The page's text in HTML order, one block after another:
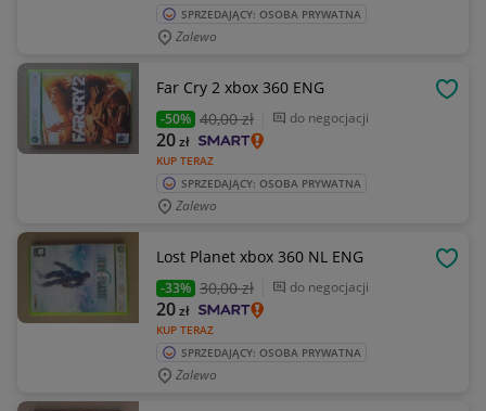
SPRZEDAJĄCY: OSOBA PRYWATNA
Zalewo
Far Cry 2 xbox 360 ENG
-50% 40,00 zł do negocjacji
KUP TERAZ
20zł
SPRZEDAJĄCY: OSOBA PRYWATNA
Zalewo
Lost Planet xbox 360 NL ENG
-33% 30,00 zł do negocjacji
KUP TERAZ
20zł
SPRZEDAJĄCY: OSOBA PRYWATNA
Zalewo